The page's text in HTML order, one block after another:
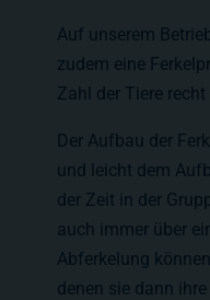
Auf unserem
zudem eine
Zahl der Tiere
Der Aufbau der
und leicht dem
der Zeit in der
auch immer über
Abferkelung
denen sie dann